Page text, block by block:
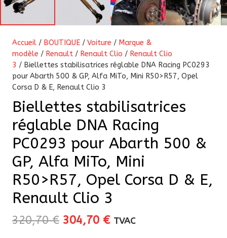
Accueil / BOUTIQUE / Voiture / Marque &
modèle / Renault / Renault Clio / Renault Clio
3 / Biellettes stabilisatrices réglable DNA Racing PC0293
pour Abarth 500 & GP, Alfa MiTo, Mini R50>R57, Opel
Corsa D & E, Renault Clio 3
Biellettes stabilisatrices
réglable DNA Racing
PC0293 pour Abarth 500 &
GP, Alfa MiTo, Mini
R50>R57, Opel Corsa D & E,
Renault Clio 3
320,70€ Le
304,70 €Le
TVAC